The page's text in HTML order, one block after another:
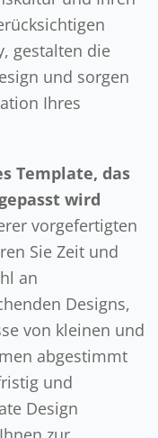
gestalten die
und sorgen
Ihres
Template, das
wird
vorgefertigten
Sie Zeit und
an
Designs,
von kleinen und
abgestimmt
und
Design